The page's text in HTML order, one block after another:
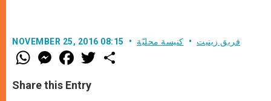
NOVEMBER 25, 2016 08:15 فريق زينيت كنيسة محليّة
W
h
t
s
M
e
s
e
F
a
e
b
w
Share this Entry